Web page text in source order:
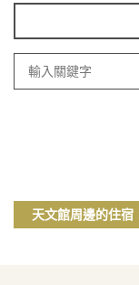
天文館周邊的住宿